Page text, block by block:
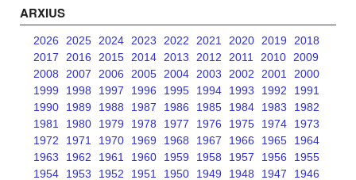
ARXIUS
2026 2025 2024 2023 2022 2021 2020 2019
2018
2017
2016 2015 2014 2013 2012 2011 2010
2009
2008
2007 2006 2005 2004 2003 2002 2001
2000
1999
1998 1997 1996 1995 1994 1993 1992
1991
1990
1989 1988 1987 1986 1985 1984 1983
1982
1981
1980 1979 1978 1977 1976 1975 1974
1973
1972
1971 1970 1969 1968 1967 1966 1965
1964
1963
1962 1961 1960 1959 1958 1957 1956
1955
1954
1953 1952 1951 1950 1949 1948 1947
1946